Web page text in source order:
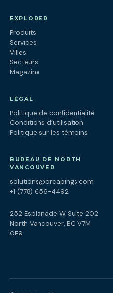
EXPLORER
Produits
Services
Villes
Secteurs
Magazine
LÉGAL
Politique de confidentialité
Conditions d’utilisation
Politique sur les témoins
BUREAU DE NORTH
VANCOUVER
solutions@orcapings.com
+1 (778) 656-4492
252 Esplanade W Suite 202
North Vancouver, BC V7M
0E9